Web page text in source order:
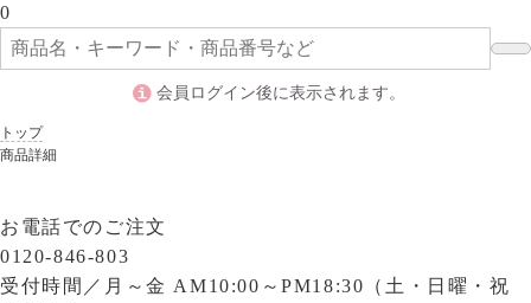
0
トップ
商品詳細
会員ログイン後に表示されます。
お電話でのご注文
0120-846-803
受付時間／ 月～金 AM10:00～PM18:30（土・日曜・祝